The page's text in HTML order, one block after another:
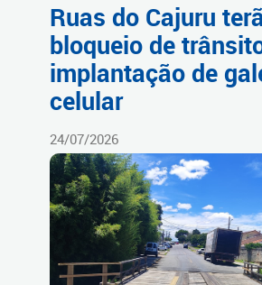
Ruas do Cajuru
bloqueio de
implantação de
celular
24/07/2026